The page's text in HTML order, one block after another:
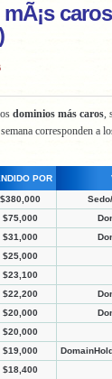
dominios más caros,
semana corresponden a
POR
$380,000
$75,000
$31,000
$25,000
$23,100
$22,200
$20,000
$20,000
$19,000
$18,400